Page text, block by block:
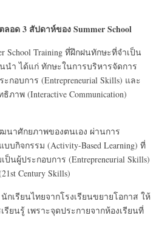
อด 3 สัปดาห์ของ Summer School
School Training ที่ฝึกฝนทักษะที่จำเป็น
นำ ได้แก่ ทักษะในการบริหารจัดการ
กอบการ (Entrepreneurial Skills) และ
าพ (Interactive Communication)
าศักยภาพของตนเอง ผ่านการ
บบกิจกรรม (Activity-Based Learning) ที่
นผู้ประกอบการ (Entrepreneurial Skills)
Century Skills)
กเรียนไทยจากโรงเรียนขยายโอกาส ให้
ยนรู้ เพราะจุดประกายจากห้องเรียนที่